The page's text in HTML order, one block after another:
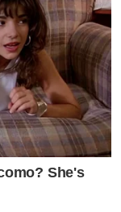
She's